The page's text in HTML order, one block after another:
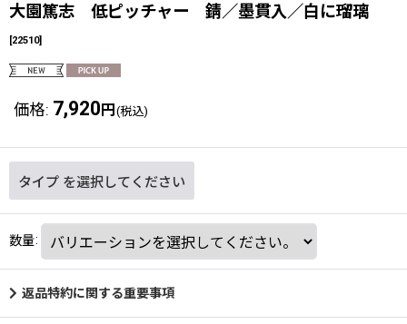
大園篤志 低ピッチャー 錆／墨貫入／白に瑠璃
[22510]
価格: 7,920 円 (税込)
タイプ を選択してください
数量:
返品特約に関する重要事項